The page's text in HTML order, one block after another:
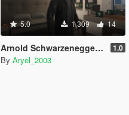
5.0 1 309 14
Arnold Schwarzenegger For MP Guy 1.0
By Aryel_2003